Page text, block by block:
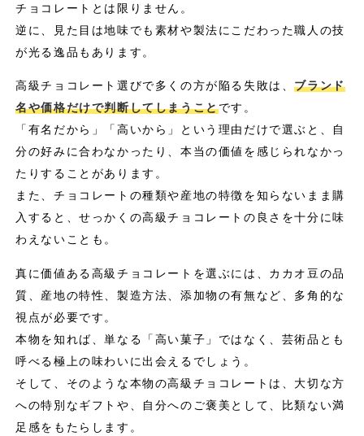
チョコレートとは限りません。
逆に、見た目は地味でも素材や製法にこだわった職人の技
が光る逸品もあります。
高級チョコレート選びで多くの方が陥る失敗は、ブランド
名や価格だけで判断してしまうことです。
「有名だから」「高いから」という理由だけで選ぶと、自
分の好みに合わなかったり、本当の価値を感じられなかっ
たりすることがあります。
また、チョコレートの種類や産地の特徴を知らないまま購
入すると、せっかくの高級チョコレートの良さを十分に味
わえないことも。
真に価値ある高級チョコレートを選ぶには、カカオ豆の品
質、産地の特性、製造方法、添加物の有無など、多角的な
視点が必要です。
本物を知れば、単なる「高い菓子」ではなく、芸術品とも
呼べる極上の味わいに出会えるでしょう。
そして、そのような本物の高級チョコレートは、大切な方
への特別なギフトや、自分へのご褒美として、比類ない満
足感をもたらします。